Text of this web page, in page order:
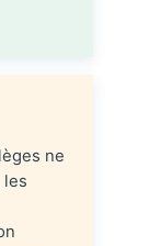
ne
les